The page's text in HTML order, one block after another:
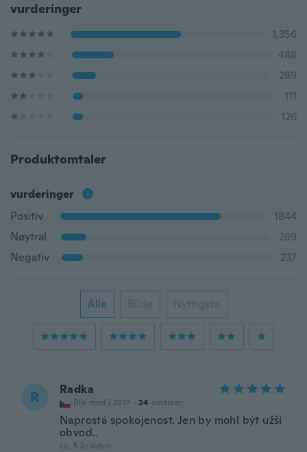
vurderinger
1,356
488
289
111
126
Produktomtaler
vurderinger
Positiv
1844
Nøytral
289
Negativ
237
Alle Bilde Nyttigste
R Radka
Ble med i 2017 · 24 omtaler
Naprostá spokojenost. Jen by mohl být užší
obvod..
ca. 5 år siden